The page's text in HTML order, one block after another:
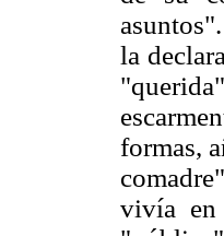
la
formas,
vivía en